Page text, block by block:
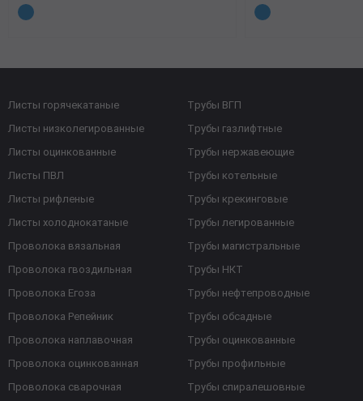
Листы горячекатаные
Листы низколегированные
Листы оцинкованные
Листы ПВЛ
Листы рифленые
Листы холоднокатаные
Проволока вязальная
Проволока гвоздильная
Проволока Егоза
Проволока Репейник
Проволока наплавочная
Проволока оцинкованная
Проволока сварочная
Трубы ВГП
Трубы газлифтные
Трубы нержавеющие
Трубы котельные
Трубы крекинговые
Трубы легированные
Трубы магистральные
Трубы НКТ
Трубы нефтепроводные
Трубы обсадные
Трубы оцинкованные
Трубы профильные
Трубы спиралешовные